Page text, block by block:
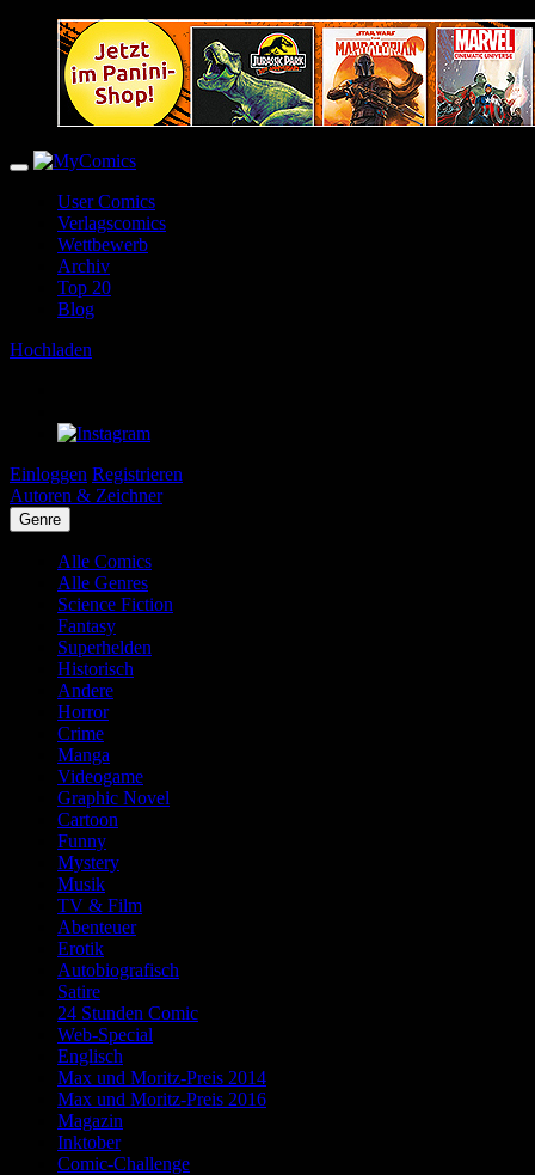
User Comics
Verlagscomics
Wettbewerb
Archiv
Top 20
Blog
Hochladen
Einloggen Registrieren
Autoren & Zeichner
Genre
Alle Comics
Alle Genres
Science Fiction
Fantasy
Superhelden
Historisch
Andere
Horror
Crime
Manga
Videogame
Graphic Novel
Cartoon
Funny
Mystery
Musik
TV & Film
Abenteuer
Erotik
Autobiografisch
Satire
24 Stunden Comic
Web-Special
Englisch
Max und Moritz-Preis 2014
Max und Moritz-Preis 2016
Magazin
Inktober
Comic-Challenge